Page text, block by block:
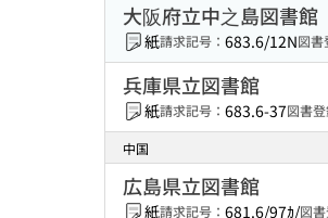
大阪府立中之島図書館
紙請求記号： 683.6/12N図書
兵庫県立図書館
紙請求記号： 683.6-37図書登
中国
広島県立図書館
紙請求記号： 681.6/97ｶ/図書